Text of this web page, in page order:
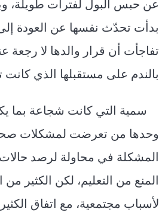
عن حبس البول لفترات طويلة،
بدأت تحدّث نفسها عن العودة
تفاجأت أن قرار والدها لا رجعة
بالندم على مستقبلها الذي كانت
سمية التي كانت شجاعة بما
وحدها من تعرضت لمشكلات صحية؛
المشكلة في محاولة لرصد حالات
المنع من التعليم، لكن الكثير
لأسباب مجتمعية، مع اتفاق